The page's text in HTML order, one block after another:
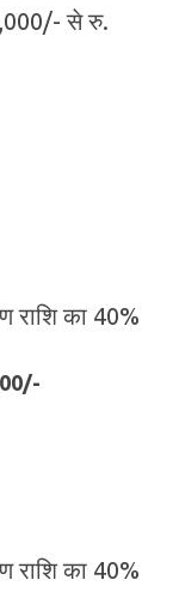
से रु.
राशि का 40%
राशि का 40%